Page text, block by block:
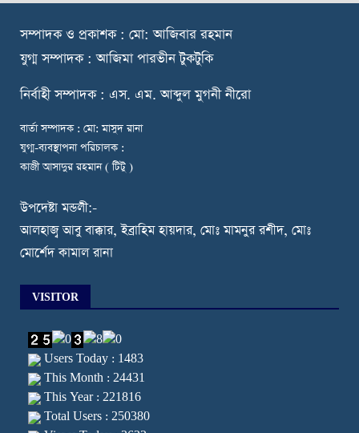
সম্পাদক ও প্রকাশক : মো: আজিবার রহমান
যুগ্ম সম্পাদক : আজিমা পারভীন টুকটুকি
নির্বাহী সম্পাদক : এস. এম. আব্দুল মুগনী নীরো
বার্তা সম্পাদক : মো: মাসুদ রানা
যুগ্ম-ব্যবস্থাপনা পরিচালক :
কাজী আসাদুর রহমান ( টিটু )
উপদেষ্টা মন্ডলী:-
আলহাজ্ব আবু বাক্কার, ইব্রাহিম হায়দার, মোঃ মামনুর রশীদ, মোঃ
মোর্শেদ কামাল রানা
VISITOR
Users Today : 1483
This Month : 24431
This Year : 221816
Total Users : 250380